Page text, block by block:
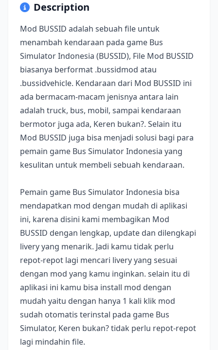
Description
Mod BUSSID adalah sebuah file untuk
menambah kendaraan pada game Bus
Simulator Indonesia (BUSSID), File Mod BUSSID
biasanya berformat .bussidmod atau
.bussidvehicle. Kendaraan dari Mod BUSSID ini
ada bermacam-macam jenisnya antara lain
adalah truck, bus, mobil, sampai kendaraan
bermotor juga ada, Keren bukan?. Selain itu
Mod BUSSID juga bisa menjadi solusi bagi para
pemain game Bus Simulator Indonesia yang
kesulitan untuk membeli sebuah kendaraan.
Pemain game Bus Simulator Indonesia bisa
mendapatkan mod dengan mudah di aplikasi
ini, karena disini kami membagikan Mod
BUSSID dengan lengkap, update dan dilengkapi
livery yang menarik. Jadi kamu tidak perlu
repot-repot lagi mencari livery yang sesuai
dengan mod yang kamu inginkan. selain itu di
aplikasi ini kamu bisa install mod dengan
mudah yaitu dengan hanya 1 kali klik mod
sudah otomatis terinstal pada game Bus
Simulator, Keren bukan? tidak perlu repot-repot
lagi mindahin file.